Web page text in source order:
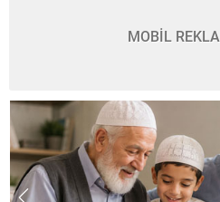
MOBİL